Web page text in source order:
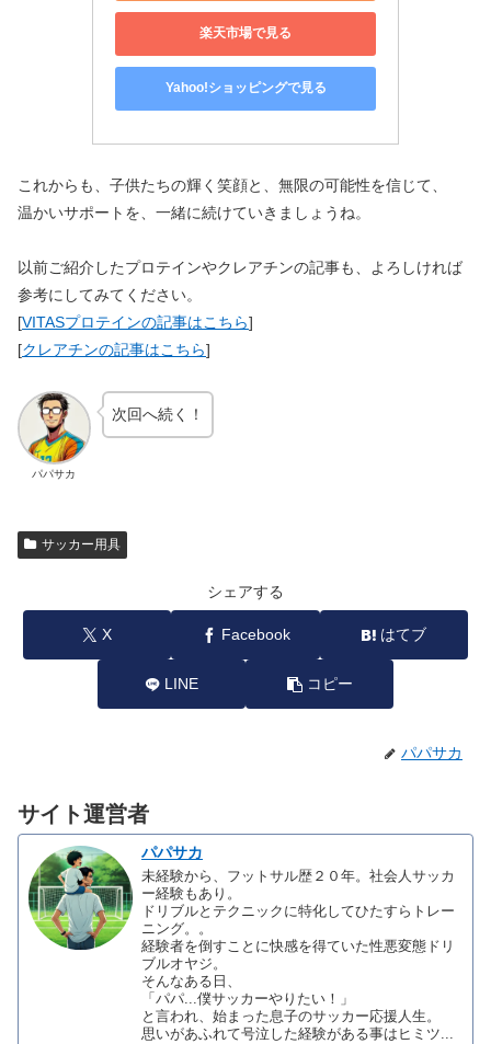
楽天市場で見る
Yahoo!ショッピングで見る
これからも、子供たちの輝く笑顔と、無限の可能性を信じて、
温かいサポートを、一緒に続けていきましょうね。
以前ご紹介したプロテインやクレアチンの記事も、よろしければ
参考にしてみてください。
[VITASプロテインの記事はこちら]
[クレアチンの記事はこちら]
パパサカ
次回へ続く！
サッカー用具
シェアする
X Facebook はてブ
LINE コピー
パパサカ
サイト運営者
パパサカ
未経験から、フットサル歴２０年。社会人サッカ
ー経験もあり。
ドリブルとテクニックに特化してひたすらトレー
ニング。。
経験者を倒すことに快感を得ていた性悪変態ドリ
ブルオヤジ。
そんなある日、
「パパ...僕サッカーやりたい！」
と言われ、始まった息子のサッカー応援人生。
思いがあふれて号泣した経験がある事はヒミツ...